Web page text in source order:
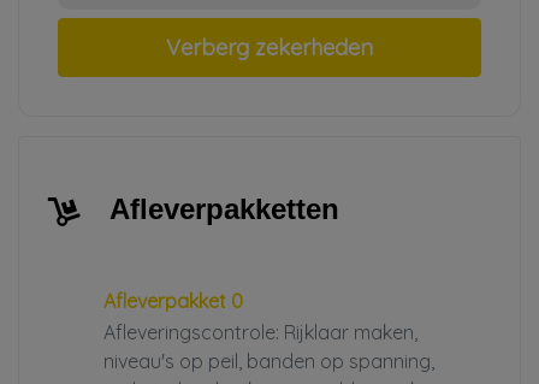
Verberg zekerheden
Afleverpakketten
Afleverpakket 0
Afleveringscontrole: Rijklaar maken,
niveau's op peil, banden op spanning,